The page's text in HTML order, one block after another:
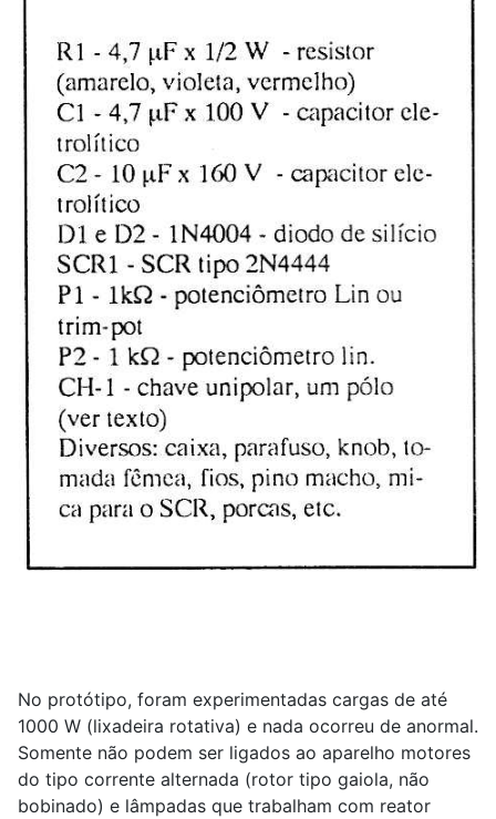
No protótipo, foram experimentadas cargas de até
1000 W (lixadeira rotativa) e nada ocorreu de anormal.
Somente não podem ser ligados ao aparelho motores
do tipo corrente alternada (rotor tipo gaiola, não
bobinado) e lâmpadas que trabalham com reator